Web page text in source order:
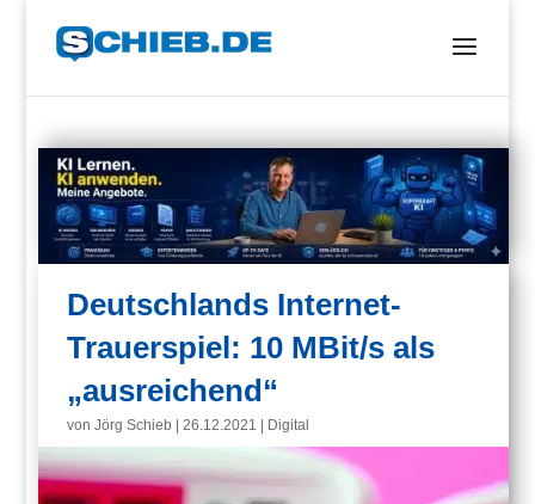
Deutschlands Internet-
Trauerspiel: 10 MBit/s als
„ausreichend“
vonJörg Schieb |26.12.2021 Digital